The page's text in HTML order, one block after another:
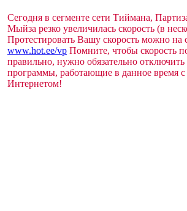
Сегодня в сегменте сети Тиймана,
Мыйза резко увеличилась скорость (в
Протестировать Вашу скорость можно на
www.hot.ee/vp Помните, чтобы скорость
правильно, нужно обязательно отключить
программы, работающие в данное время с
Интернетом!